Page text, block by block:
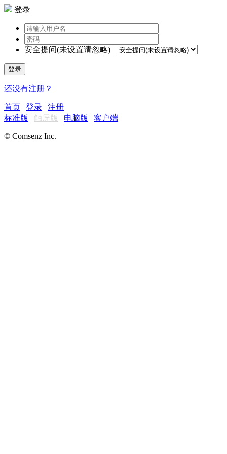
登录
安全提问(未设置请忽略)
登录
还没有注册？
首页 | 登录 | 注册
标准版 | 触屏版 | 电脑版 | 客户端
© Comsenz Inc.